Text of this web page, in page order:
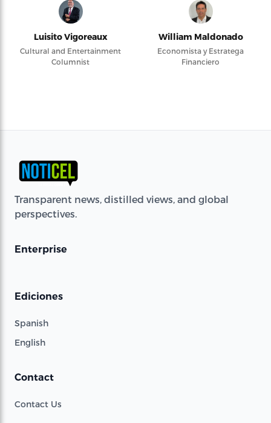
Luisito Vigoreaux
Cultural and Entertainment
Columnist
William Maldonado
Economista y Estratega
Financiero
Transparent news, distilled views, and global
perspectives.
Enterprise
Ediciones
Spanish
English
Contact
Contact Us